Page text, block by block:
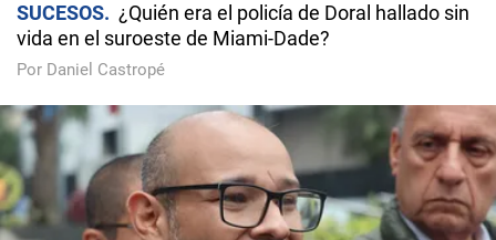
SUCESOS
¿Quién era el policía de Doral hallado sin
vida en el suroeste de Miami-Dade?
Por Daniel Castropé